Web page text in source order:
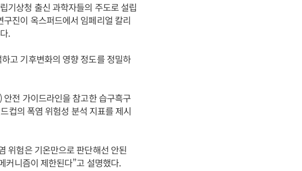
기상청 출신 과학자들의 주도로 설립
진이 옥스퍼드에서 임페리얼 칼리
.
고 기후변화의 영향 정도를 정밀하
전 가이드라인을 참고한 습구흑구
컵의 폭염 위험성 분석 지표를 제시
위험은 기온만으로 판단해선 안된
커니즘이 제한된다”고 설명했다.